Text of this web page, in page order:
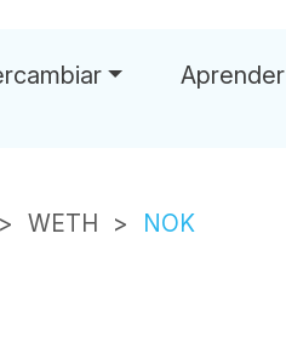
Aprender
WETH NOK